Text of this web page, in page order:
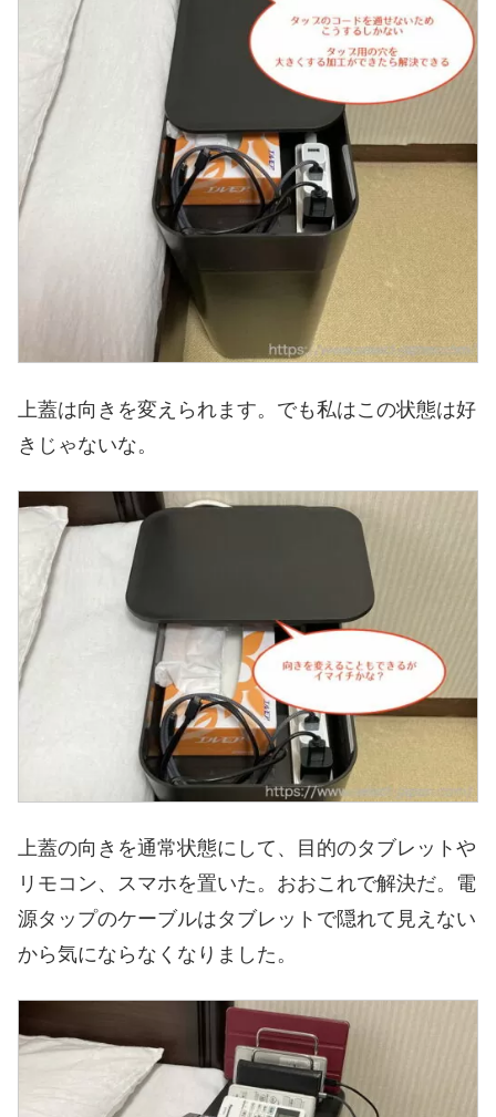
上蓋は向きを変えられます。でも私はこの状態は好
きじゃないな。
上蓋の向きを通常状態にして、目的のタブレットや
リモコン、スマホを置いた。おおこれで解決だ。電
源タップのケーブルはタブレットで隠れて見えない
から気にならなくなりました。